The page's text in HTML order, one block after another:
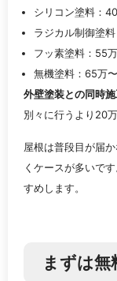
シリコン塗料：
ラジカル制御塗
フッ素塗料：55
無機塗料：65万
外壁塗装との同時
別々に行うより20
屋根は普段目が届
くケースが多いで
すめします。
まずは